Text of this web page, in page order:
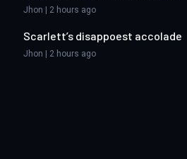
Jhon | 2 hours ago
Scarlett’s disappoest accolade
Jhon | 2 hours ago